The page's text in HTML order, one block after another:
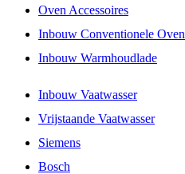
Oven Accessoires
Inbouw Conventionele Oven
Inbouw Warmhoudlade
Inbouw Vaatwasser
Vrijstaande Vaatwasser
Siemens
Bosch